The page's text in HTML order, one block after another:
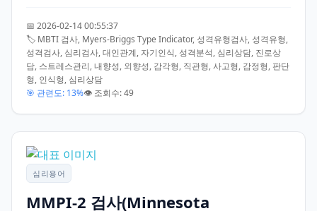
📅 2026-02-14 00:55:37
🏷️ MBTI 검사, Myers-Briggs Type Indicator, 성격유형검사, 성격유형,
성격검사, 심리검사, 대인관계, 자기인식, 성격분석, 심리상담, 진로상
담, 스트레스관리, 내향성, 외향성, 감각형, 직관형, 사고형, 감정형, 판단
형, 인식형, 심리상담
🎯 관련도: 13%👁️ 조회수: 49
심리용어
MMPI-2 검사(Minnesota